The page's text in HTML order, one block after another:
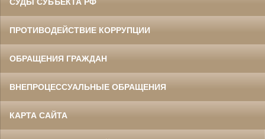
ПРОТИВОДЕЙСТВИЕ КОРРУПЦИИ
ОБРАЩЕНИЯ ГРАЖДАН
ВНЕПРОЦЕССУАЛЬНЫЕ ОБРАЩЕНИЯ
КАРТА САЙТА